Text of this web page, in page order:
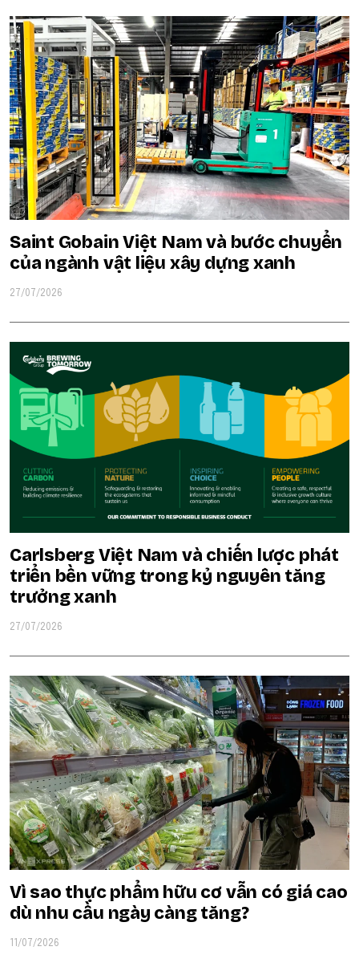
Saint Gobain Việt Nam và bước chuyển
của ngành vật liệu xây dựng xanh
27/07/2026
Carlsberg Việt Nam và chiến lược phát
triển bền vững trong kỷ nguyên tăng
trưởng xanh
27/07/2026
Vì sao thực phẩm hữu cơ vẫn có giá cao
dù nhu cầu ngày càng tăng?
11/07/2026